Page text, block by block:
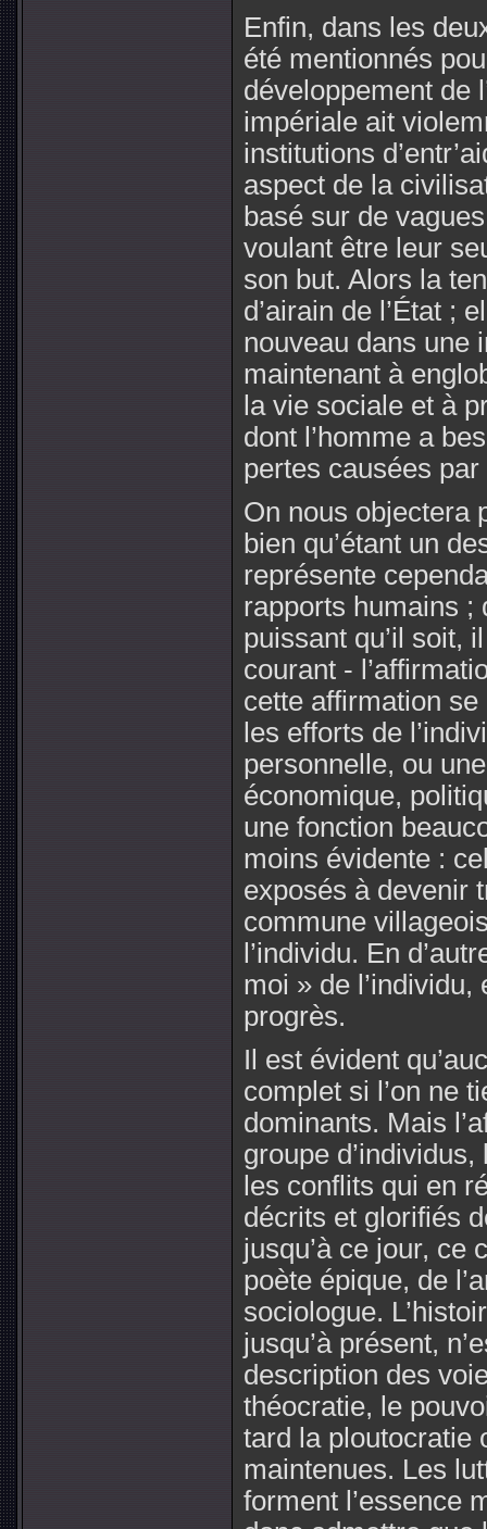
Enfin, dans les
été mentionnés
développement de
impériale ait
institutions
aspect de la
basé sur de
voulant être leur
son but. Alors la
d’airain de l’État ;
nouveau dans une
maintenant à
la vie sociale et à
dont l’homme a
pertes causées par
On nous objectera
bien qu’étant un
représente
rapports humains ;
puissant qu’il soit,
courant -
cette affirmation
les efforts de
personnelle, ou
économique,
une fonction
moins évidente :
exposés à devenir
commune
l’individu. En
moi » de
progrès.
Il est évident
complet si l’on ne
dominants. Mais
groupe
les conflits qui en
décrits et glorifiés
jusqu’à ce jour, ce
poète épique, de
sociologue.
jusqu’à présent,
description des
théocratie, le
tard la ploutocratie
maintenues. Les
forment l’essence